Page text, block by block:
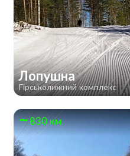
Лопушна
Гірськолижний комплекс
830 км